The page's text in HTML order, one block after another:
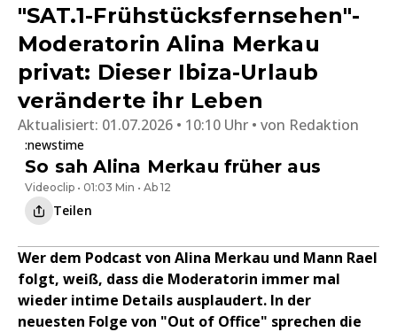
"SAT.1-Frühstücksfernsehen"-
Moderatorin Alina Merkau
privat: Dieser Ibiza-Urlaub
veränderte ihr Leben
Aktualisiert: 01.07.2026 • 10:10 Uhr von Redaktion
:newstime
So sah Alina Merkau früher aus
Videoclip • 01:03 Min • Ab 12
Teilen
Wer dem Podcast von Alina Merkau und Mann Rael
folgt, weiß, dass die Moderatorin immer mal
wieder intime Details ausplaudert. In der
neuesten Folge von "Out of Office" sprechen die